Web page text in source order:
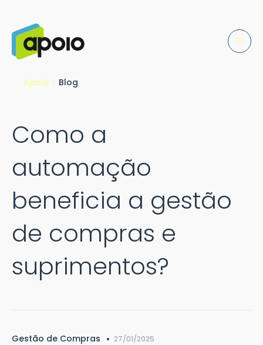
Apoio > Blog
Como a
automação
beneficia a gestão
de compras e
suprimentos?
Gestão de Compras 27/01/2025